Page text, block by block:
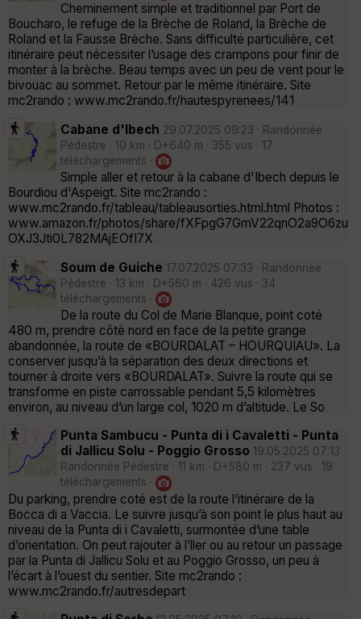
Cheminement simple et traditionnel par Port de
Boucharo, le refuge de la Brèche de Roland, la Brèche de
Roland et la Fausse Brèche. Sans difficulté particulière, cet
itinéraire peut nécessiter l’usage des crampons pour finir de
monter à la brèche. Beau temps avec un peu de vent pour le
bivouac au sommet. Retour par le même itinéraire. Site
mc2rando : www.mc2rando.fr/hautespyrenees/141
Cabane d'Ibech 29.07.2025 09:23 · Randonnée
Pédestre · 10 km · D+640 m · 355 vus · 17
téléchargements ·
·
Simple aller et retour à la cabane d'Ibech depuis le
Bourdiou d'Aspeigt. Site mc2rando :
www.mc2rando.fr/tableau/tableausorties.html.html Photos :
www.amazon.fr/photos/share/fXFpgG7GmV22qnO2a9O6zu
OXJ3Jti0L782MAjEOfI7X
Soum de Guiche 17.07.2025 07:33 · Randonnée
Pédestre · 13 km · D+560 m · 426 vus · 34
téléchargements ·
·
De la route du Col de Marie Blanque, point coté
480 m, prendre côté nord en face de la petite grange
abandonnée, la route de «BOURDALAT – HOURQUIAU». La
conserver jusqu’à la séparation des deux directions et
tourner à droite vers «BOURDALAT». Suivre la route qui se
transforme en piste carrossable pendant 5,5 kilomètres
environ, au niveau d’un large col, 1020 m d’altitude. Le So
Punta Sambucu - Punta di i Cavaletti - Punta
di Jallicu Solu - Poggio Grosso 19.05.2025 07:13 ·
Randonnée Pédestre · 11 km · D+580 m · 237 vus · 19
téléchargements ·
·
Du parking, prendre coté est de la route l’itinéraire de la
Bocca di a Vaccia. Le suivre jusqu’à son point le plus haut au
niveau de la Punta di i Cavaletti, surmontée d’une table
d’orientation. On peut rajouter à l’ller ou au retour un passage
par la Punta di Jallicu Solu et au Poggio Grosso, un peu à
l’écart à l’ouest du sentier. Site mc2rando :
www.mc2rando.fr/autresdepart